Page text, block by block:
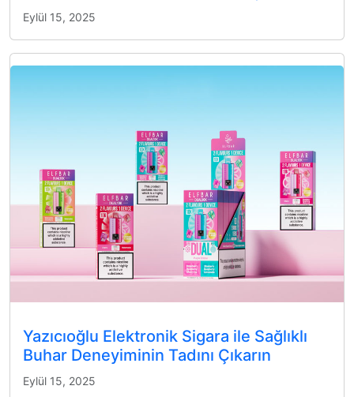
Eylül 15, 2025
Yazıcıoğlu Elektronik Sigara ile Sağlıklı
Buhar Deneyiminin Tadını Çıkarın
Eylül 15, 2025